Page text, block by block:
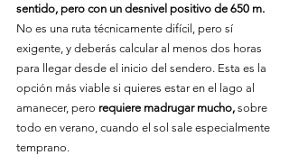
sentido, pero con un desnivel positivo de 650 m.
No es una ruta técnicamente difícil, pero sí
exigente, y deberás calcular al menos dos horas
para llegar desde el inicio del sendero. Esta es la
opción más viable si quieres estar en el lago al
amanecer, pero requiere madrugar mucho, sobre
todo en verano, cuando el sol sale especialmente
temprano.